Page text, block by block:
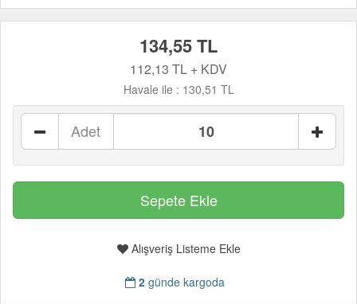
134,55 TL
112,13 TL + KDV
Havale ile : 130,51 TL
Adet
Alışveriş Listeme Ekle
2günde kargoda